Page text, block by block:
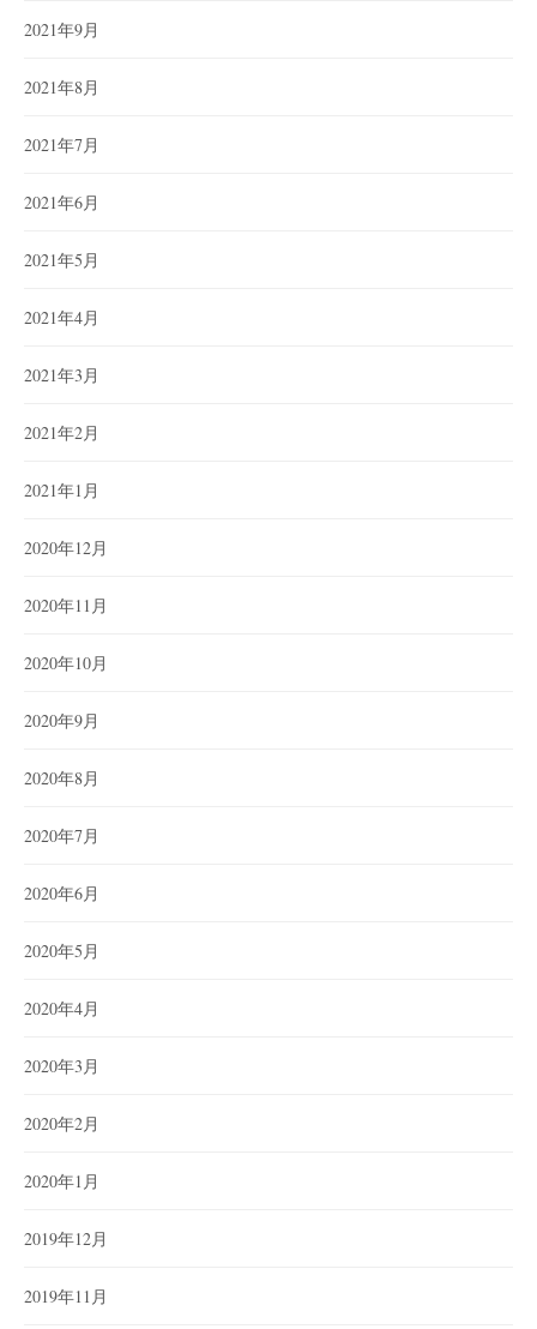
2021年9月
2021年8月
2021年7月
2021年6月
2021年5月
2021年4月
2021年3月
2021年2月
2021年1月
2020年12月
2020年11月
2020年10月
2020年9月
2020年8月
2020年7月
2020年6月
2020年5月
2020年4月
2020年3月
2020年2月
2020年1月
2019年12月
2019年11月